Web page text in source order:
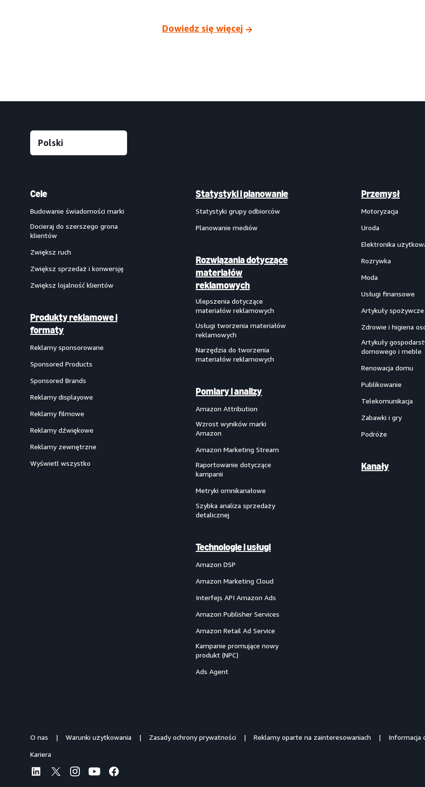
Dowiedz się więcej
Cele
Budowanie świadomości marki
Docieraj do szerszego grona
klientów
Zwiększ ruch
Zwiększ sprzedaż i konwersję
Zwiększ lojalność klientów
Produkty reklamowe i
formaty
Reklamy sponsorowane
Sponsored Products
Sponsored Brands
Reklamy displayowe
Reklamy filmowe
Reklamy dźwiękowe
Reklamy zewnętrzne
Wyświetl wszystko
Statystyki i planowanie
Statystyki grupy odbiorców
Planowanie mediów
Rozwiązania dotyczące
materiałów
reklamowych
Ulepszenia dotyczące
materiałów reklamowych
Usługi tworzenia materiałów
reklamowych
Narzędzia do tworzenia
materiałów reklamowych
Pomiary i analizy
Amazon Attribution
Wzrost wyników marki
Amazon
Amazon Marketing Stream
Raportowanie dotyczące
kampanii
Metryki omnikanałowe
Szybka analiza sprzedaży
detalicznej
Technologie i usługi
Amazon DSP
Amazon Marketing Cloud
Interfejs API Amazon Ads
Amazon Publisher Services
Amazon Retail Ad Service
Kampanie promujące nowy
produkt (NPC)
Ads Agent
Przemysł
Motoryzacja
Uroda
Elektronika
Rozrywka
Moda
Usługi finansowe
Artykuły spożywcze
Zdrowie i higiena
Artykuły
domowego i meble
Renowacja domu
Publikowanie
Telekomunikacja
Zabawki i gry
Podróże
Kanały
O nas Warunki użytkowania Zasady ochrony prywatności Reklamy oparte na zainteresowaniach Informacja
Kariera